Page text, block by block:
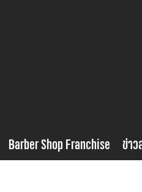
Barber Shop Franchise ข่าว